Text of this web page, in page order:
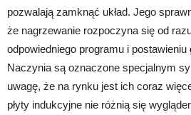
pozwalają zamknąć układ. Jego
że nagrzewanie rozpoczyna się od
odpowiedniego programu i postawieniu
Naczynia są oznaczone specjalnym
uwagę, że na rynku jest ich coraz
płyty indukcyjne nie różnią się